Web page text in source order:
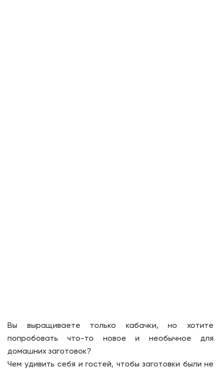
Вы выращиваете только кабачки, но хотите
попробовать что-то новое и необычное для
домашних заготовок?
Чем удивить себя и гостей, чтобы заготовки были не